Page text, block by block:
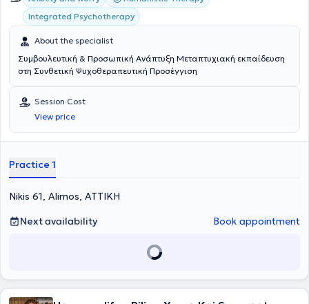
Integrated Psychotherapy
About the specialist
Συμβουλευτική & Προσωπική Ανάπτυξη Μεταπτυχιακή εκπαίδευση
στη Συνθετική Ψυχοθεραπευτική Προσέγγιση
Session Cost
View price
Practice 1
Nikis 61, Alimos, ΑΤΤΙΚΗ
Next availability
Book appointment